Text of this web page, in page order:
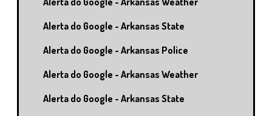
Alerta do Google - Arkansas State
Alerta do Google - Arkansas Police
Alerta do Google - Arkansas Weather
Alerta do Google - Arkansas State